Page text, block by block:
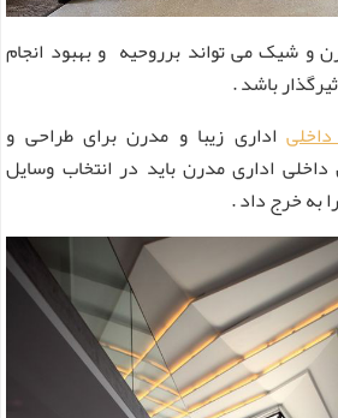
و شیک می ‌تواند برروحیه و بهبود انجام
باشد .
اداری زیبا و مدرن برای طراحی و
اداری مدرن باید در انتخاب وسایل
به خرج داد .